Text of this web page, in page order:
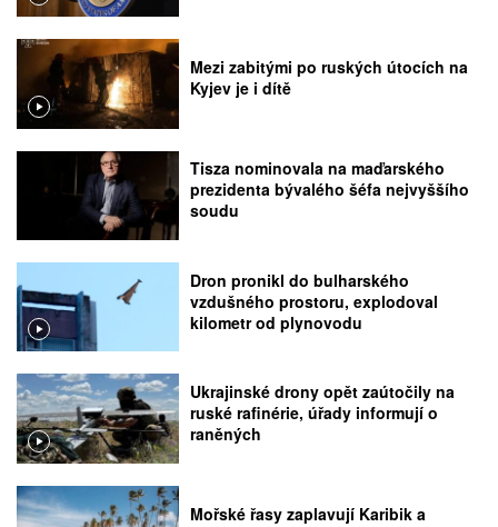
Mezi zabitými po ruských útocích na
Kyjev je i dítě
Tisza nominovala na maďarského
prezidenta bývalého šéfa nejvyššího
soudu
Dron pronikl do bulharského
vzdušného prostoru, explodoval
kilometr od plynovodu
Ukrajinské drony opět zaútočily na
ruské rafinérie, úřady informují o
raněných
Mořské řasy zaplavují Karibik a